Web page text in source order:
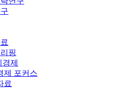
핑
제
제 포커스
료